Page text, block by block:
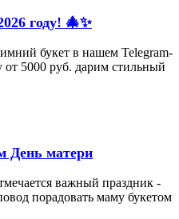
году! 🎄✨
букет в нашем Telegram-
от 5000 руб. дарим стильный
День матери
важный праздник -
порадовать маму букетом